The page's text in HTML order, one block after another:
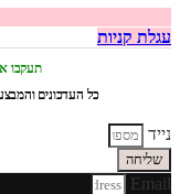
עגלת קניות
תעקבו
כל העדכונים
נייד
שליחה
Email